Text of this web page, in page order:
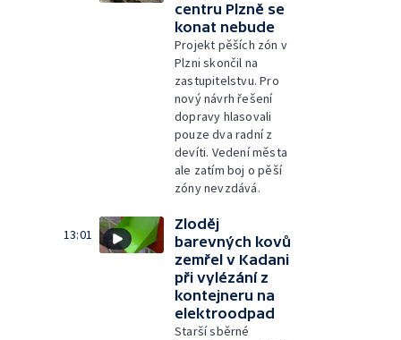
centru Plzně se
konat nebude
Projekt pěších zón v
Plzni skončil na
zastupitelstvu. Pro
nový návrh řešení
dopravy hlasovali
pouze dva radní z
devíti. Vedení města
ale zatím boj o pěší
zóny nevzdává.
13:01
Zloděj
barevných kovů
zemřel v Kadani
při vylézání z
kontejneru na
elektroodpad
Starší sběrné